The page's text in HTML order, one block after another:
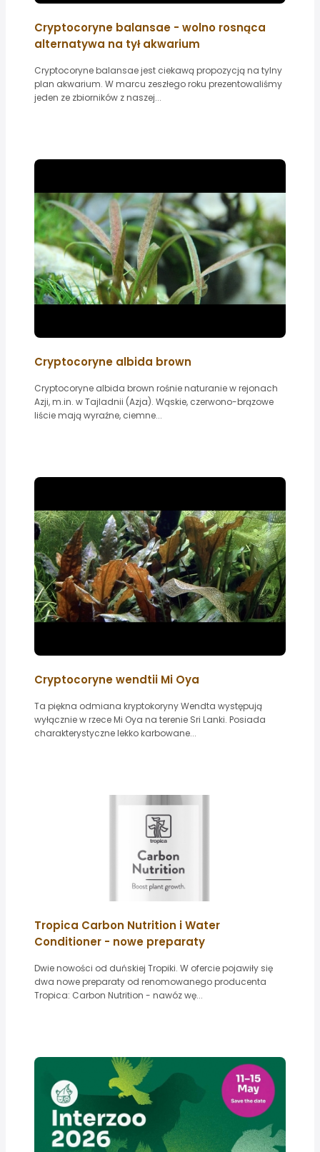
Cryptocoryne balansae - wolno rosnąca
alternatywa na tył akwarium
Cryptocoryne balansae jest ciekawą propozycją na tylny
plan akwarium. W marcu zeszłego roku prezentowaliśmy
jeden ze zbiorników z naszej...
Cryptocoryne albida brown
Cryptocoryne albida brown rośnie naturanie w rejonach
Azji, m.in. w Tajladnii (Azja). Wąskie, czerwono-brązowe
liście mają wyraźne, ciemne...
Cryptocoryne wendtii Mi Oya
Ta piękna odmiana kryptokoryny Wendta występują
wyłącznie w rzece Mi Oya na terenie Sri Lanki. Posiada
charakterystyczne lekko karbowane...
Tropica Carbon Nutrition i Water
Conditioner - nowe preparaty
Dwie nowości od duńskiej Tropiki. W ofercie pojawiły się
dwa nowe preparaty od renomowanego producenta
Tropica: Carbon Nutrition - nawóz wę...